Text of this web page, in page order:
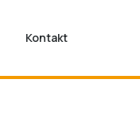
Kontakt